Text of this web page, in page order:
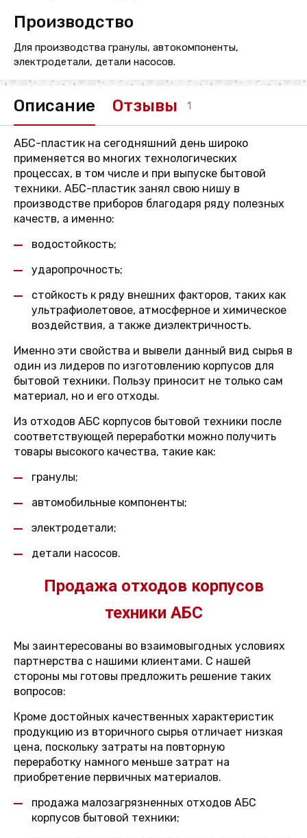
Производство
Для производства гранулы, автокомпоненты,
электродетали, детали насосов.
Описание Отзывы 1
АБС-пластик на сегодняшний день широко
применяется во многих технологических
процессах, в том числе и при выпуске бытовой
техники. АБС-пластик занял свою нишу в
производстве приборов благодаря ряду полезных
качеств, а именно:
водостойкость;
ударопрочность;
стойкость к ряду внешних факторов, таких как
ультрафиолетовое, атмосферное и химическое
воздействия, а также диэлектричность.
Именно эти свойства и вывели данный вид сырья в
один из лидеров по изготовлению корпусов для
бытовой техники. Пользу приносит не только сам
материал, но и его отходы.
Из отходов АБС корпусов бытовой техники после
соответствующей переработки можно получить
товары высокого качества, такие как:
гранулы;
автомобильные компоненты;
электродетали;
детали насосов.
Продажа отходов корпусов
техники АБС
Мы заинтересованы во взаимовыгодных условиях
партнерства с нашими клиентами. С нашей
стороны мы готовы предложить решение таких
вопросов:
Кроме достойных качественных характеристик
продукцию из вторичного сырья отличает низкая
цена, поскольку затраты на повторную
переработку намного меньше затрат на
приобретение первичных материалов.
продажа малозагрязненных отходов АБС
корпусов бытовой техники;